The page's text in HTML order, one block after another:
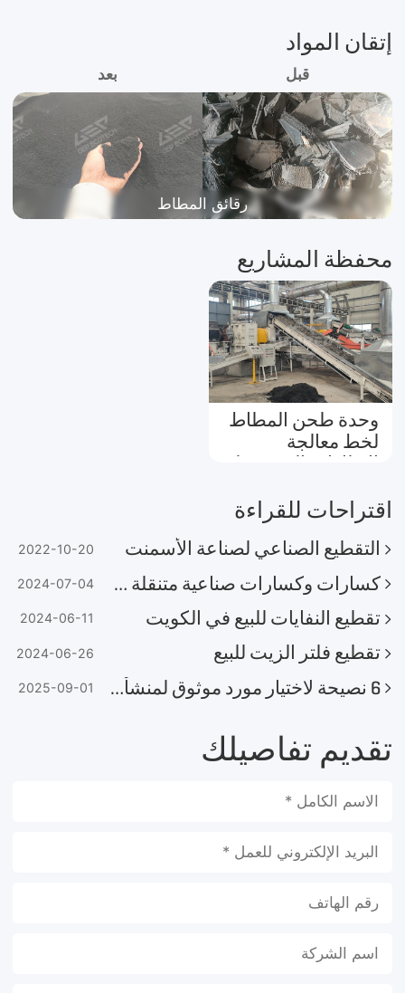
إتقان المواد
قبل بعد
رقائق المطاط
محفظة المشاريع
وحدة طحن المطاط
لخط معالجة
الإطارات المستعملة
اقتراحات للقراءة
التقطيع الصناعي لصناعة الأسمنت 2022-10-20
كسارات وكسارات صناعية متنقلة للبيع 2024-07-04
تقطيع النفايات للبيع في الكويت 2024-06-11
تقطيع فلتر الزيت للبيع 2024-06-26
6 نصيحة لاختيار مورد موثوق لمنشأة إعادة تدوير الإطارات 2025-09-01
تقديم تفاصيلك